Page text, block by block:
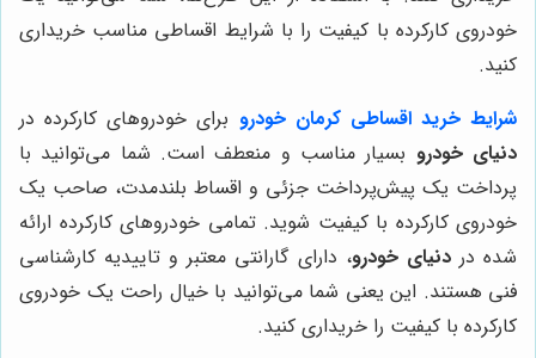
خودروی کارکرده با کیفیت را با شرایط اقساطی مناسب خریداری
کنید.
شرایط خرید اقساطی کرمان خودرو برای خودروهای کارکرده در
دنیای خودرو بسیار مناسب و منعطف است. شما می‌توانید با
پرداخت یک پیش‌پرداخت جزئی و اقساط بلندمدت، صاحب یک
خودروی کارکرده با کیفیت شوید. تمامی خودروهای کارکرده ارائه
شده دردنیای خودرو، دارای گارانتی معتبر و تاییدیه کارشناسی
فنی هستند. این یعنی شما می‌توانید با خیال راحت یک خودروی
کارکرده با کیفیت را خریداری کنید.